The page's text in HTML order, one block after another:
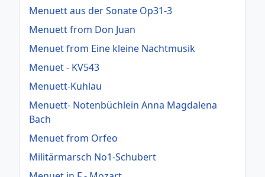
Menuett aus der Sonate Op31-3
Menuett from Don Juan
Menuet from Eine kleine Nachtmusik
Menuet - KV543
Menuett-Kuhlau
Menuett- Notenbüchlein Anna Magdalena
Bach
Menuet from Orfeo
Militärmarsch No1-Schubert